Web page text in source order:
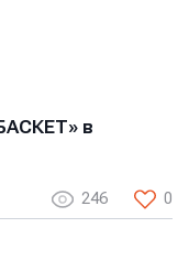
в
246 0